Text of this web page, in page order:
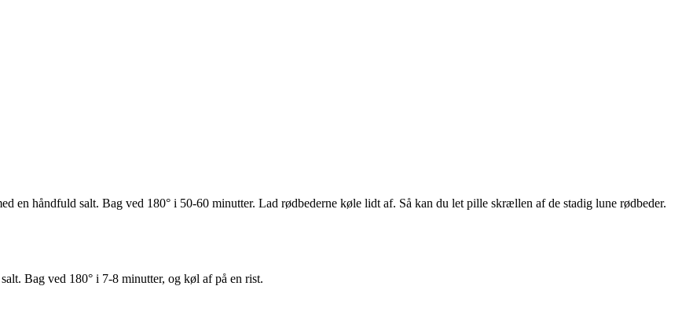
en håndfuld salt. Bag ved 180° i 50-60 minutter. Lad rødbederne køle lidt af. Så kan du let pille skrællen af de stadig lune rødbeder.
Bag ved 180° i 7-8 minutter, og køl af på en rist.